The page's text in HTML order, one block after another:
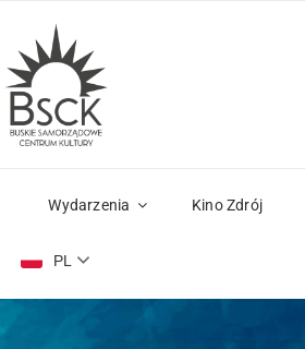
zawartości
Wydarzenia Kino Zdrój
PL